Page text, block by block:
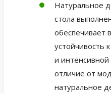
Натуральное
стола
обеспечивает
устойчивость
и интенсивной
отличие от
натуральное